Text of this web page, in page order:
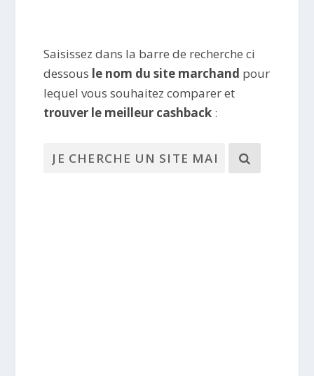
Saisissez dans la barre de recherche ci
dessous le nom du site marchand pour
lequel vous souhaitez comparer et
trouver le meilleur cashback :